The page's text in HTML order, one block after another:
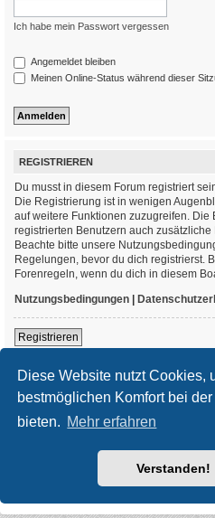
Diese Website nutzt Cookies,
bestmöglichen Komfort bei
bieten. Mehr erfahren
Verstanden!
Ich habe mein Passwort vergessen
Angemeldet bleiben
Meinen Online-Status während dieser
REGISTRIEREN
Du musst in diesem Forum registriert
Die Registrierung ist in wenigen
auf weitere Funktionen zuzugreifen. Die
registrierten Benutzern auch zusätzliche
Beachte bitte unsere
Regelungen, bevor du dich registrierst.
Forenregeln, wenn du dich in diesem
Nutzungsbedingungen |
Registrieren
*Original Author:
*Updated to 3.3.x
Powered by
® Forum
Deutsche
Datenschutz|